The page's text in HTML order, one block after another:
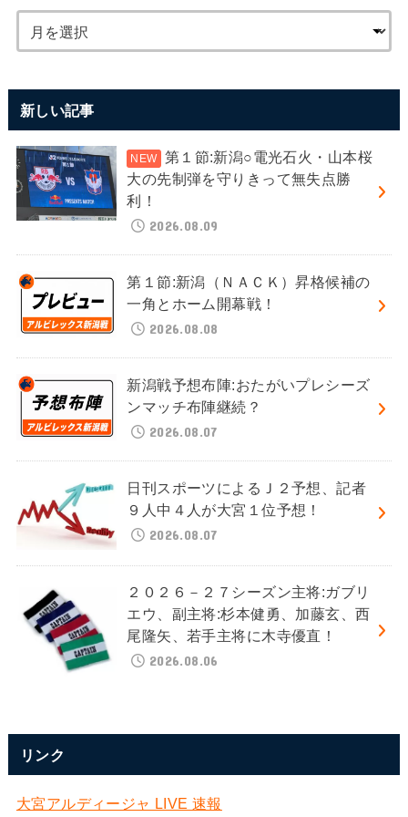
新しい記事
第１節:新潟○電光石火・山本桜
大の先制弾を守りきって無失点勝
利！
2026.08.09
第１節:新潟（ＮＡＣＫ）昇格候補の
一角とホーム開幕戦！
2026.08.08
新潟戦予想布陣:おたがいプレシーズ
ンマッチ布陣継続？
2026.08.07
日刊スポーツによるＪ２予想、記者
９人中４人が大宮１位予想！
2026.08.07
２０２６－２７シーズン主将:ガブリ
エウ、副主将:杉本健勇、加藤玄、西
尾隆矢、若手主将に木寺優直！
2026.08.06
リンク
大宮アルディージャ LIVE 速報